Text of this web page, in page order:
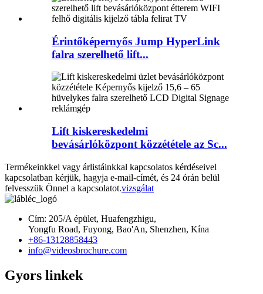
Érintőképernyős Jump HyperLink
falra szerelhető lift...
Lift kiskereskedelmi
bevásárlóközpont közzététele az Sc...
Termékeinkkel vagy árlistáinkkal kapcsolatos kérdéseivel
kapcsolatban kérjük, hagyja e-mail-címét, és 24 órán belül
felvesszük Önnel a kapcsolatot.vizsgálat
Cím: 205/A épület, Huafengzhigu,
Yongfu Road, Fuyong, Bao'An, Shenzhen, Kína
+86-13128858443
info@videosbrochure.com
Gyors linkek